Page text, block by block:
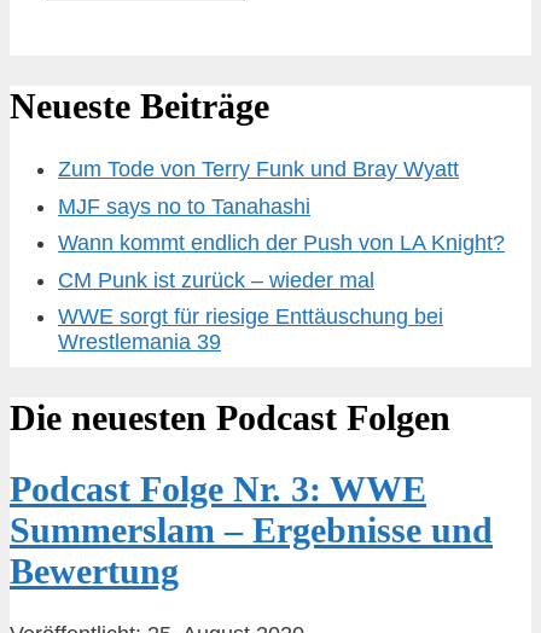
Neueste Beiträge
Zum Tode von Terry Funk und Bray Wyatt
MJF says no to Tanahashi
Wann kommt endlich der Push von LA Knight?
CM Punk ist zurück – wieder mal
WWE sorgt für riesige Enttäuschung bei
Wrestlemania 39
Die neuesten Podcast Folgen
Podcast Folge Nr. 3: WWE
Summerslam – Ergebnisse und
Bewertung